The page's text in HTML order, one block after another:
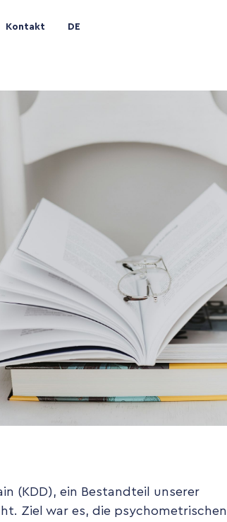
Kontakt DE
(KDD), ein Bestandteil unserer
Ziel war es, die psychometrischen